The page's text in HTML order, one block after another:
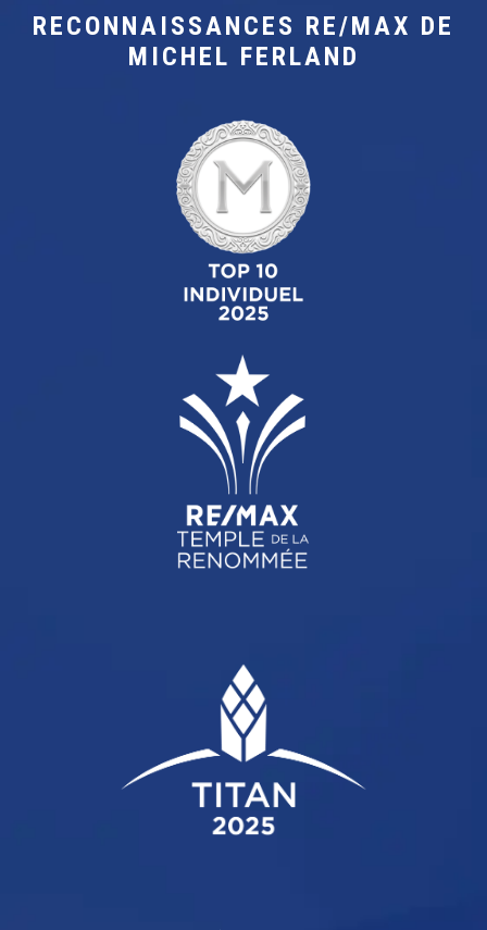
RECONNAISSANCES RE/MAX DE
MICHEL FERLAND